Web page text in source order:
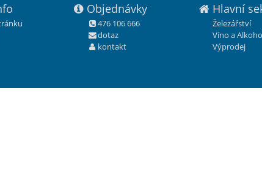
Objednávky
476 106 666
dotaz
kontakt
Hlavní
Železářství
Víno a
Výprodej